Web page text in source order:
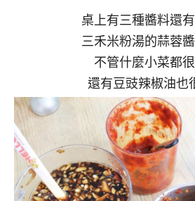
桌上有三種醬料還
三禾米粉湯的蒜蓉
不管什麼小菜都
還有豆豉辣椒油也